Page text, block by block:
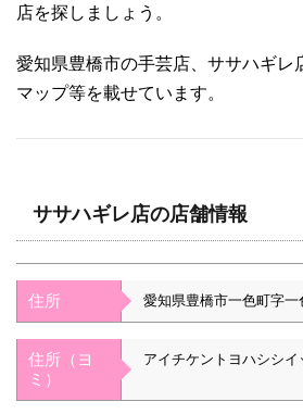
店を探しましょう。
愛知県豊橋市の手芸店、ササハギレ
マップ等を載せています。
ササハギレ店の店舗情報
住所 愛知県豊橋市一色町字一
住所（ヨ
ミ）
アイチケントヨハシシイ